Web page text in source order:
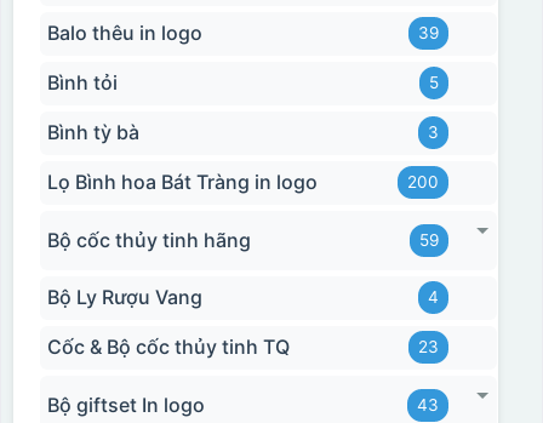
Balo thêu in logo 39
Bình tỏi 5
Bình tỳ bà 3
Lọ Bình hoa Bát Tràng in logo 200
Bộ cốc thủy tinh hãng 59
Bộ Ly Rượu Vang 4
Cốc & Bộ cốc thủy tinh TQ 23
Bộ giftset In logo 43